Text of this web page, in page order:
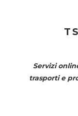
Servizi
trasporti e